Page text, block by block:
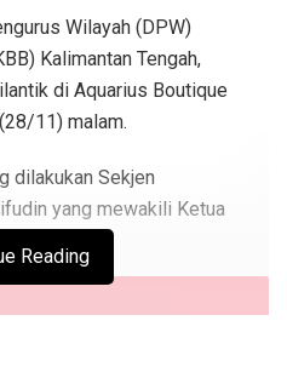
Wilayah (DPW)
Kalimantan Tengah,
di Aquarius Boutique
11) malam.
dilakukan Sekjen
yang mewakili Ketua
Arifin.
Reading